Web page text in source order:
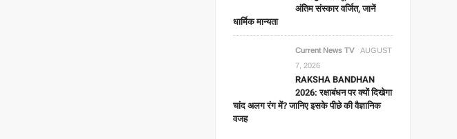
अंतिम संस्कार वर्जित, जानें
धार्मिक मान्यता
Current News TV
AUGUST
7, 2026
RAKSHA BANDHAN
2026: रक्षाबंधन पर क्यों दिखेगा
चांद अलग रंग में? जानिए इसके पीछे की वैज्ञानिक
वजह